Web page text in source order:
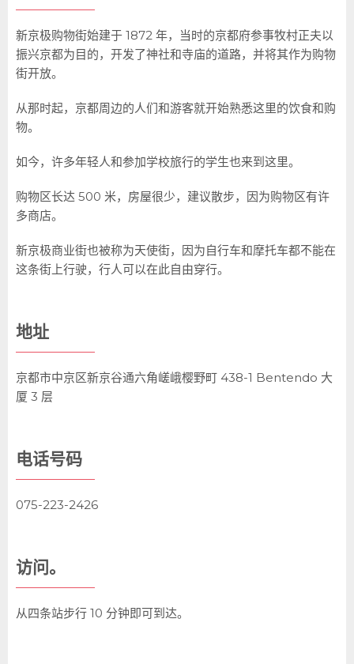
新京极购物街始建于 1872 年，当时的京都府参事牧村正夫以
振兴京都为目的，开发了神社和寺庙的道路，并将其作为购物
街开放。
从那时起，京都周边的人们和游客就开始熟悉这里的饮食和购
物。
如今，许多年轻人和参加学校旅行的学生也来到这里。
购物区长达 500 米，房屋很少，建议散步，因为购物区有许
多商店。
新京极商业街也被称为天使街，因为自行车和摩托车都不能在
这条街上行驶，行人可以在此自由穿行。
地址
京都市中京区新京谷通六角嵯峨樱野町 438-1 Bentendo 大
厦 3 层
电话号码
075-223-2426
访问。
从四条站步行 10 分钟即可到达。